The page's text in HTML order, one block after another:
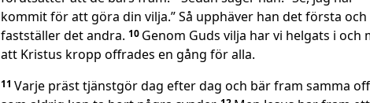
kommit för att göra din vilja.” Så upphäver han det första och
fastställer det andra. 10 Genom Guds vilja har vi helgats i och
att Kristus kropp offrades en gång för alla.
11 Varje präst tjänstgör dag efter dag och bär fram samma